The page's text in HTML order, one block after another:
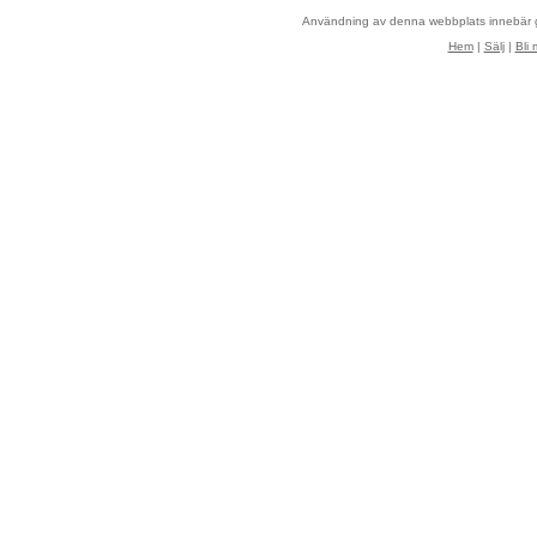
Användning av denna webbplats
Hem| Sälj| Bli